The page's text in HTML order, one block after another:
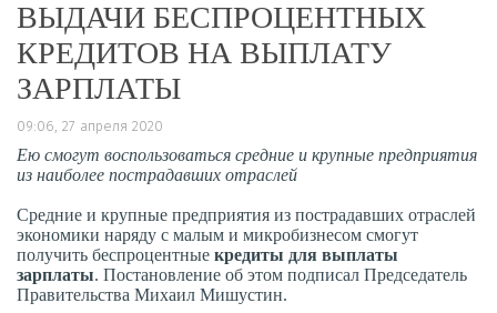
ВЫДАЧИ БЕСПРОЦЕНТНЫХ
КРЕДИТОВ НА ВЫПЛАТУ
ЗАРПЛАТЫ
09:06, 27 апреля 2020
Ею смогут воспользоваться средние и крупные предприятия
из наиболее пострадавших отраслей
Средние и крупные предприятия из пострадавших отраслей
экономики наряду с малым и микробизнесом смогут
получить беспроцентные кредиты для выплаты
зарплаты. Постановление об этом подписал Председатель
Правительства Михаил Мишустин.